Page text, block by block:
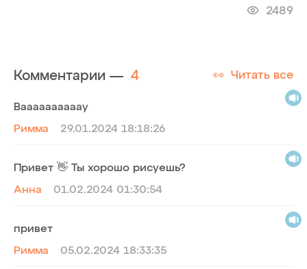
2489
Комментарии — 4 👀 Читать все
Ваааааааааау
Римма
29.01.2024 18:18:26
Привет 👋 Ты хорошо рисуешь?
Анна
01.02.2024 01:30:54
привет
Римма
05.02.2024 18:33:35